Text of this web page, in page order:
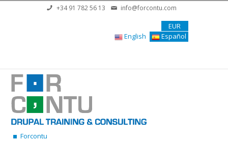
Pasar al contenido principal
+34 91 782 56 13 info@forcontu.com
EUR
English
Español
Forcontu